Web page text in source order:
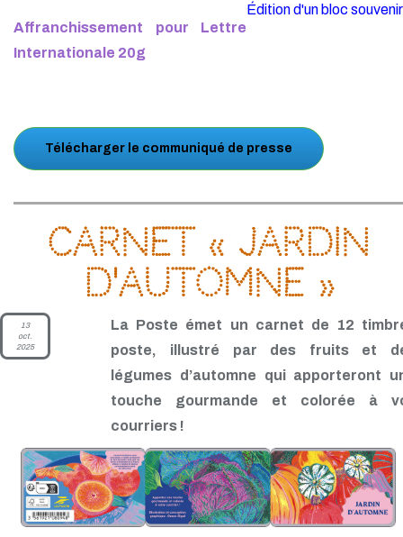
Édition d'un bloc souvenir
Affranchissement pour Lettre
Internationale 20g
Télécharger le communiqué de presse
Carnet « Jardin
d'automne »
13
oct.
2025
La Poste émet un carnet de 12
poste, illustré par des fruits et
légumes d’automne qui apporteront
touche gourmande et colorée à
courriers !